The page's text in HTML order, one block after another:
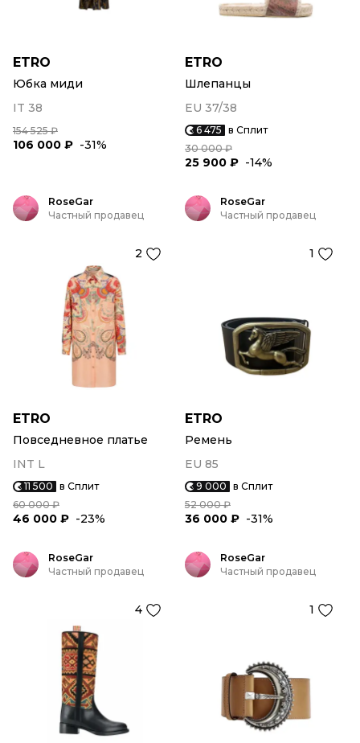
ETRO
Юбка миди
IT 38
154 525 ₽
106 000 ₽ -31%
ETRO
Шлепанцы
EU 37/38
6 475 в Сплит
30 000 ₽
25 900 ₽ -14%
RoseGar
Частный продавец
2
ETRO
Повседневное платье
INT L
11 500 в Сплит
60 000 ₽
46 000 ₽ -23%
RoseGar
Частный продавец
1
ETRO
Ремень
EU 85
9 000 в Сплит
52 000 ₽
36 000 ₽ -31%
RoseGar
Частный продавец
4
RoseGar
Частный продавец
1